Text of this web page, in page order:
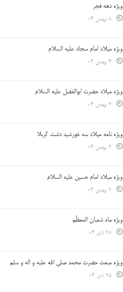
ویژه دهه فجر
ویژه میلاد امام سجاد علیه السلام
ویژه میلاد حضرت ابوالفضل علیه السلام
ویژه نامه میلاد سه خورشید دشت کربلا
ویژه میلاد امام حسین علیه السلام
ویژه ماه شعبان المعظّم
ویژه مبعث حضرت محمد صلی الله علیه و اله و سلم